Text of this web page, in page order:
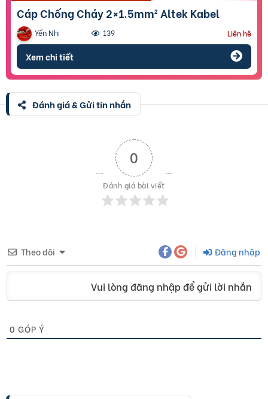
Cáp Chống Cháy 2×1.5mm² Altek Kabel
Yến Nhi 139 Liên hệ
Xem chi tiết
Đánh giá & Gửi tin nhắn
0
Đánh giá bài viết
Theo dõi Đăng nhập
Vui lòng đăng nhập để gửi lời nhắn
0 GÓP Ý